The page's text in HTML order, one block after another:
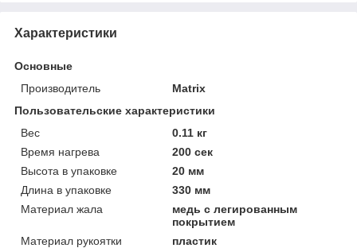
Характеристики
Основные
Производитель
Matrix
Пользовательские характеристики
Вес
0.11 кг
Время нагрева
200 сек
Высота в упаковке
20 мм
Длина в упаковке
330 мм
Материал жала
медь с легированным
покрытием
Материал рукоятки
пластик